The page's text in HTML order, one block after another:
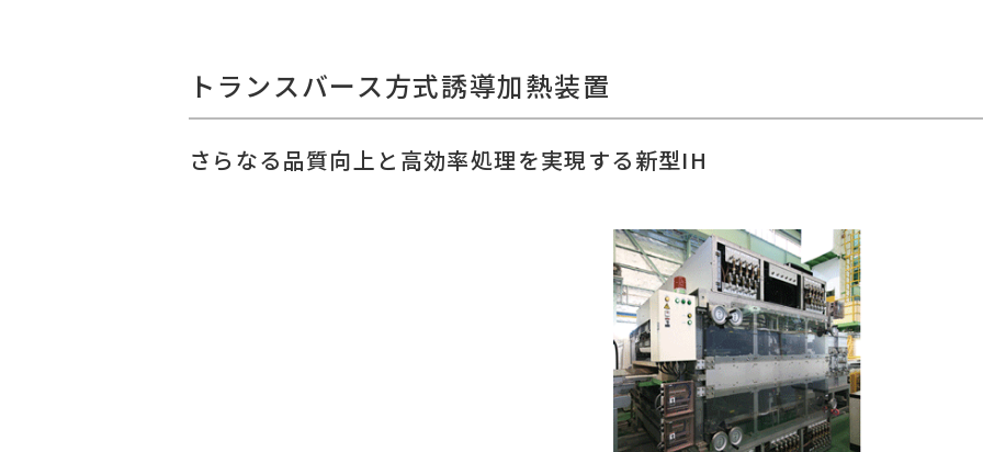
トランスバース方式誘導加熱装置
さらなる品質向上と高効率処理を実現する新型IH